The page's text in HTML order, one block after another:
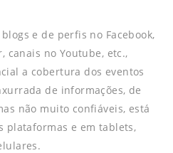
e de perfis no Facebook,
canais no Youtube, etc.,
a cobertura dos eventos
de informações, de
não muito confiáveis, está
plataformas e em tablets,